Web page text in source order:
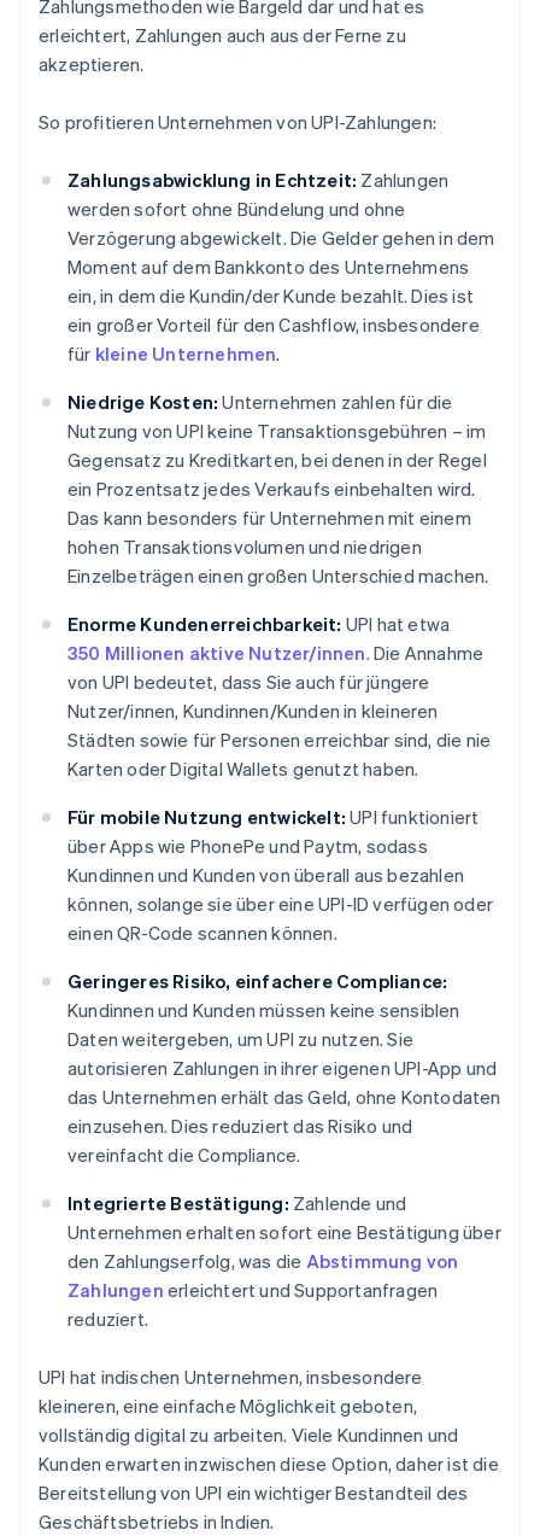
Zahlungsmethoden wie Bargeld dar und hat es
erleichtert, Zahlungen auch aus der Ferne zu
akzeptieren.
So profitieren Unternehmen von UPI-Zahlungen:
Zahlungsabwicklung in Echtzeit: Zahlungen
werden sofort ohne Bündelung und ohne
Verzögerung abgewickelt. Die Gelder gehen in dem
Moment auf dem Bankkonto des Unternehmens
ein, in dem die Kundin/der Kunde bezahlt. Dies ist
ein großer Vorteil für den Cashflow, insbesondere
für kleine Unternehmen.
Niedrige Kosten: Unternehmen zahlen für die
Nutzung von UPI keine Transaktionsgebühren – im
Gegensatz zu Kreditkarten, bei denen in der Regel
ein Prozentsatz jedes Verkaufs einbehalten wird.
Das kann besonders für Unternehmen mit einem
hohen Transaktionsvolumen und niedrigen
Einzelbeträgen einen großen Unterschied machen.
Enorme Kundenerreichbarkeit: UPI hat etwa
350 Millionen aktive Nutzer/innen. Die Annahme
von UPI bedeutet, dass Sie auch für jüngere
Nutzer/innen, Kundinnen/Kunden in kleineren
Städten sowie für Personen erreichbar sind, die nie
Karten oder Digital Wallets genutzt haben.
Für mobile Nutzung entwickelt: UPI funktioniert
über Apps wie PhonePe und Paytm, sodass
Kundinnen und Kunden von überall aus bezahlen
können, solange sie über eine UPI-ID verfügen oder
einen QR-Code scannen können.
Geringeres Risiko, einfachere Compliance:
Kundinnen und Kunden müssen keine sensiblen
Daten weitergeben, um UPI zu nutzen. Sie
autorisieren Zahlungen in ihrer eigenen UPI-App und
das Unternehmen erhält das Geld, ohne Kontodaten
einzusehen. Dies reduziert das Risiko und
vereinfacht die Compliance.
Integrierte Bestätigung: Zahlende und
Unternehmen erhalten sofort eine Bestätigung über
den Zahlungserfolg, was die Abstimmung von
Zahlungen erleichtert und Supportanfragen
reduziert.
UPI hat indischen Unternehmen, insbesondere
kleineren, eine einfache Möglichkeit geboten,
vollständig digital zu arbeiten. Viele Kundinnen und
Kunden erwarten inzwischen diese Option, daher ist die
Bereitstellung von UPI ein wichtiger Bestandteil des
Geschäftsbetriebs in Indien.